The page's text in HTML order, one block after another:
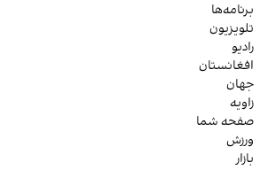
برنامه‌ها
تلویزیون
رادیو
افغانستان
جهان
زاویه
صفحه شما
ورزش
بازار